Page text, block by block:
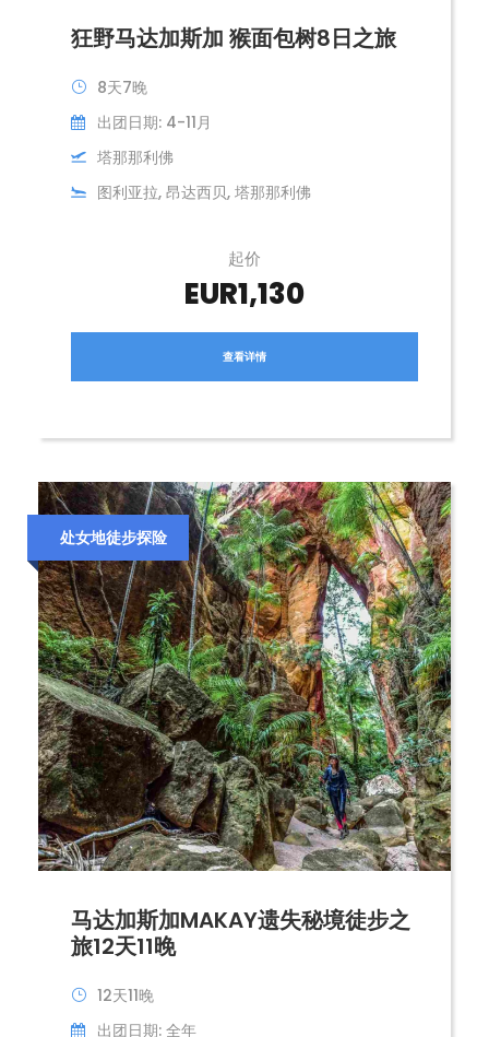
狂野马达加斯加 猴面包树8日之旅
8天7晚
出团日期: 4-11月
塔那那利佛
图利亚拉, 昂达西贝, 塔那那利佛
起价
EUR1,130
查看详情
处女地徒步探险
马达加斯加MAKAY遗失秘境徒步之
旅12天11晚
12天11晚
出团日期: 全年